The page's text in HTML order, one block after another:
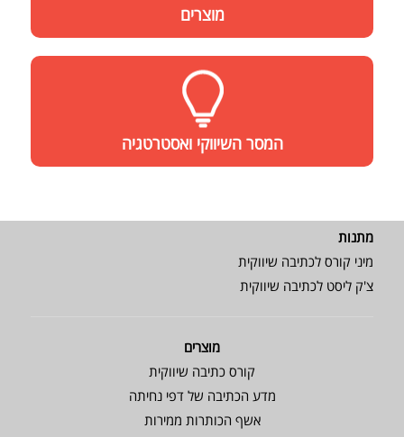
מוצרים
המסר השיווקי ואסטרטגיה
מתנות
מיני קורס לכתיבה שיווקית
צ'ק ליסט לכתיבה שיווקית
מוצרים
קורס כתיבה שיווקית
מדע הכתיבה של דפי נחיתה
אשף הכותרות ממירות